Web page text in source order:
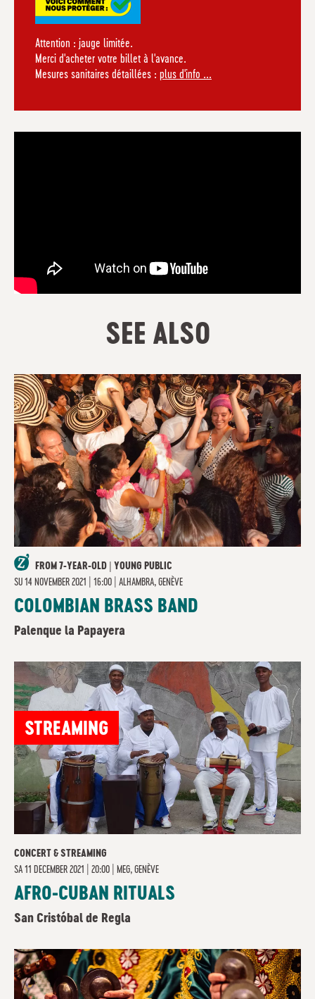
Attention : jauge limitée.
Merci d'acheter votre billet à l'avance.
Mesures sanitaires détaillées : plus d'info ...
SEE ALSO
FROM 7-YEAR-OLD | YOUNG PUBLIC
SU 14 NOVEMBER 2021 | 16:00 ALHAMBRA, GENÈVE
COLOMBIAN BRASS BAND
Palenque la Papayera
STREAMING
CONCERT & STREAMING
SA 11 DECEMBER 2021 | 20:00 MEG, GENÈVE
AFRO-CUBAN RITUALS
San Cristóbal de Regla